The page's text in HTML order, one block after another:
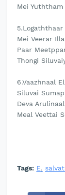
Mei Yuththam
Mei Veerar
Paar
Thongi
6.Vaazhnaal
Siluvai
Deva
Meal Veettai
Tags: E